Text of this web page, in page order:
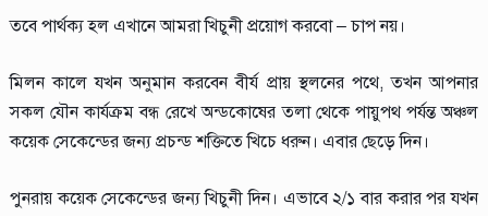
তবে পার্থক্য হল এখানে আমরা খিচুনী প্রয়োগ করবো – চাপ নয়।
মিলন কালে যখন অনুমান করবেন বীর্য প্রায় স্থলনের পথে, তখন আপনার
সকল যৌন কার্যক্রম বন্ধ রেখে অন্ডকোষের তলা থেকে পায়ুপথ পর্যন্ত অঞ্চল
কয়েক সেকেন্ডের জন্য প্রচন্ড শক্তিতে খিচে ধরুন। এবার ছেড়ে দিন।
পুনরায় কয়েক সেকেন্ডের জন্য খিচুনী দিন। এভাবে ২/১ বার করার পর যখন